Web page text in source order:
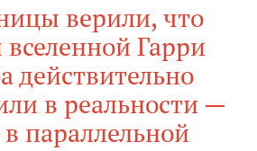
верили, что
Гарри
действительно
в реальности —
параллельной